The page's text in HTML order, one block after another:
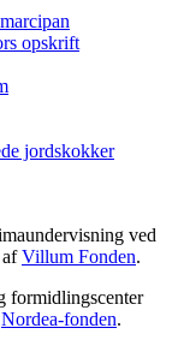
opskrift
jordskokker
ved
afVillum Fonden.
formidlingscenter
Nordea-fonden.